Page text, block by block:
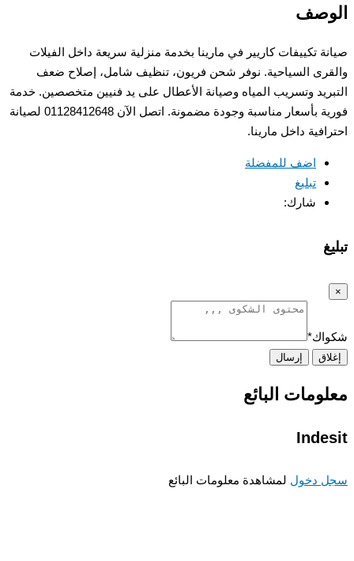
تكييفات كاريير في مارينا بخدمة منزلية سريعة داخل الفيلات
السياحية. نوفر شحن فريون، تنظيف شامل، إصلاح ضعف
وتسريب المياه وصيانة الأعطال على يد فنيين متخصصين. خدمة
فورية بأسعار مناسبة وجودة مضمونة. اتصل الآن 01128412648 لصيانة
داخل مارينا.
اضف للمفضلة
تبليغ
شارك:
*
إرسال
البائع
دخوللمشاهدة معلومات البائع